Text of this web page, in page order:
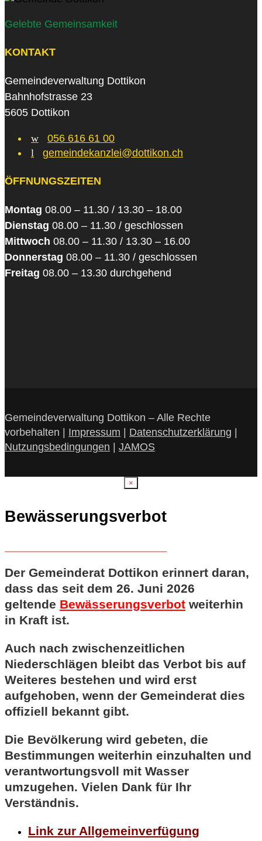
Gelebte Gemeinsamkeit
KONTAKT
Gemeindeverwaltung Dottikon
Bahnhofstrasse 23
5605 Dottikon
w
056 616 61 00
l
gemeindekanzlei@dottikon.ch
ÖFFNUNGSZEITEN
Montag 08.00 – 11.30 / 13.30 – 18.00
Dienstag 08.00 – 11.30 / geschlossen
Mittwoch 08.00 – 11.30 / 13.30 – 16.00
Donnerstag 08.00 – 11.30 / geschlossen
Freitag 08.00 – 13.30 durchgehend
Gemeindeverwaltung Dottikon – Alle Rechte
vorbehalten | Impressum | Datenschutzerklärung |
Nutzungsbedingungen | JAMOS
×
Bewässerungsverbot
Der Gemeinderat Dottikon erinnert daran,
dass das seit dem 26. Juni 2026
geltende Bewässerungsverbot weiterhin
in Kraft ist.
Auch nach zwischenzeitlichen
Niederschlägen bleibt das Verbot bis auf
Weiteres bestehen und wird erst
aufgehoben, wenn der Gemeinderat dies
offiziell bekannt gibt.
Die Bevölkerung wird gebeten, die
Bestimmungen weiterhin einzuhalten und
verantwortungsvoll mit Wasser
umzugehen. Vielen Dank für Ihr
Verständnis.
Link zur Allgemeinverfügung